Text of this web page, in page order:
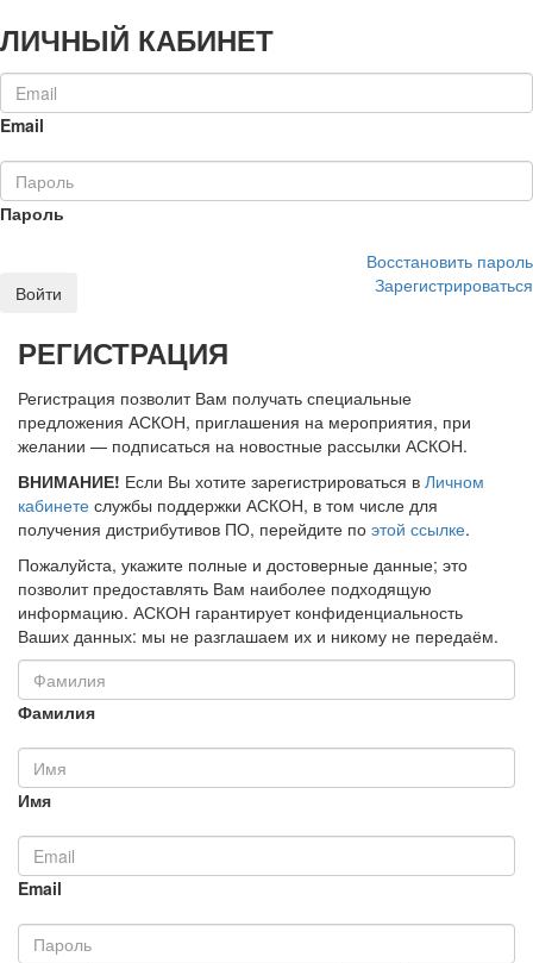
ЛИЧНЫЙ КАБИНЕТ
Email
Пароль
Восстановить пароль
Войти
Зарегистрироваться
РЕГИСТРАЦИЯ
Регистрация позволит Вам получать специальные
предложения АСКОН, приглашения на мероприятия, при
желании — подписаться на новостные рассылки АСКОН.
ВНИМАНИЕ! Если Вы хотите зарегистрироваться в Личном
кабинете службы поддержки АСКОН, в том числе для
получения дистрибутивов ПО, перейдите по этой ссылке.
Пожалуйста, укажите полные и достоверные данные; это
позволит предоставлять Вам наиболее подходящую
информацию. АСКОН гарантирует конфиденциальность
Ваших данных: мы не разглашаем их и никому не передаём.
Фамилия
Имя
Email